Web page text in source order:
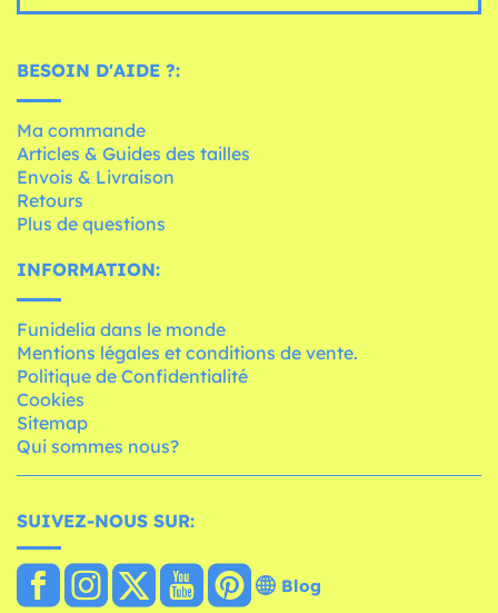
BESOIN D'AIDE ?:
Ma commande
Articles & Guides des tailles
Envois & Livraison
Retours
Plus de questions
INFORMATION:
Funidelia dans le monde
Mentions légales et conditions de vente.
Politique de Confidentialité
Cookies
Sitemap
Qui sommes nous?
SUIVEZ-NOUS SUR:
Blog